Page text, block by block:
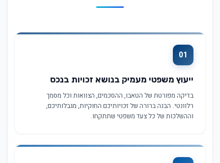
01
ייעוץ משפטי מעמיק בנושא זכויות בנכס
בדיקה מפורטת של הטאבו, ההסכמים, הצוואות וכל מסמך
רלוונטי. הבנה ברורה של זכויותיכם החוקיות, מגבלותיכם,
וההשלכות של כל צעד משפטי שתתקחו.